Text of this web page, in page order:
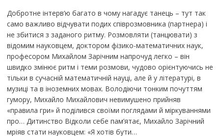
Добротне інтерв’ю багато в чому нагадує танець – тут так
само важливо відчувати подих співрозмовника (партнера) і
не збитися з заданого ритму. Розмовляти (танцювати) з
відомим науковцем, доктором фізико-математичних наук,
професором Михайлом Зарічним напрочуд легко – він
швидко змінює ритм і теми розмови, чудово орієнтуючись не
тільки в сучасній математичній науці, але й у літературі, в
музиці та в іноземних мовах. Володіючи тонким почуттям
гумору, Михайло Михайлович невимушено прийняв
«правила гри» й поділився своїми поглядами й міркуваннями
про… Дитинство Відколи себе пам’ятає, Михайло Зарічний
мріяв стати науковцем: «Я хотів бути…